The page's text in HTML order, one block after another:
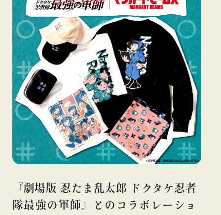
聴
着
タグ一覧
#ART #BEAMS CULTUART #BEAMS MANGART
#BEAMS
#BEAMS T
#bPrビームス
#Bギャラリー
#TOKYO CULTUART by BEAMS
#Tシャツ
#アート
#アートが生まれるところ
#アートフェア #アイドル
#アニメ
#エンタメ #ギャラリー #グッズ
#デザイン
#ビームス カルチャー ト 高輪
#ビームス ジャパン
#ファッション
#フェニカ #マンガ
#モノ・カルチャ
#ライブ
#レコード #写真 #抽選販売 #漫画
#絵画
#美術館 #言葉 #連載 #音楽
『劇場版 忍たま乱太郎 ドクタケ忍者
隊最強の軍師』とのコラボレーショ